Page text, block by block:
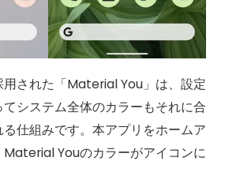
された「Material You」は、設定
システム全体のカラーもそれに合
仕組みです。本アプリをホームア
Material Youのカラーがアイコンに